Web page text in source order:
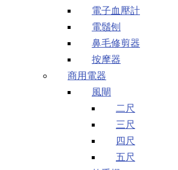
電子血壓計
電鬚刨
鼻毛修剪器
按摩器
商用電器
風閘
二尺
三尺
四尺
五尺